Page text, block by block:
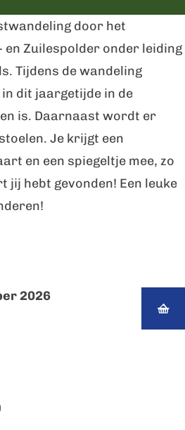
door het
en Zuilespolder onder leiding
Tijdens de wandeling
dit jaargetijde in de
is. Daarnaast wordt er
Je krijgt een
en een spiegeltje mee, zo
jij hebt gevonden! Een leuke
2026